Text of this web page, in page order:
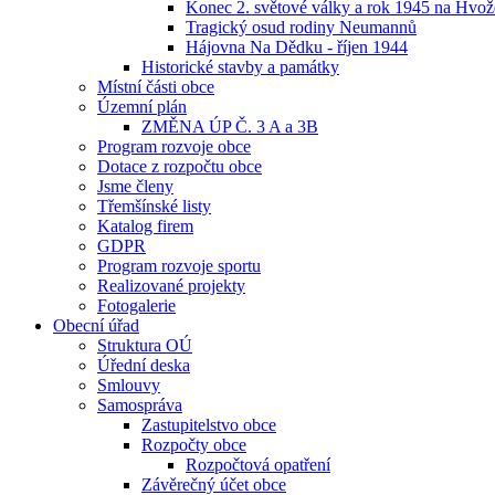
Konec 2. světové války a rok 1945 na
Tragický osud rodiny Neumannů
Hájovna Na Dědku - říjen 1944
Historické stavby a památky
Místní části obce
Územní plán
ZMĚNA ÚP Č. 3 A a 3B
Program rozvoje obce
Dotace z rozpočtu obce
Jsme členy
Třemšínské listy
Katalog firem
GDPR
Program rozvoje sportu
Realizované projekty
Fotogalerie
Obecní úřad
Struktura OÚ
Úřední deska
Smlouvy
Samospráva
Zastupitelstvo obce
Rozpočty obce
Rozpočtová opatření
Závěrečný účet obce